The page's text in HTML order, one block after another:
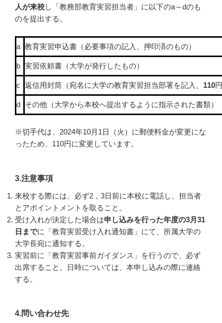
人が来校し「教務部教育実習担当者」に以下のa～dのも
のを提出する。
a 教育実習申込書（必要事項の記入、押印済のもの）
b 実習依頼書（大学が発行したもの）
c 返信用封筒（宛名に大学の教育実習担当部署を記入、 110
d その他（大学から本校へ提出するように指示された書類）
※切手代は、2024年10月1日（火）に郵便料金が変更にな
ったため、110円に変更しています。
3.注意事項
来校する際には、必ず2，3日前に本校に電話し、担当者
とアポイントメントを取ること。
受け入れが決定した場合は申し込みを行った年度の3月31
日までに「教育実習受け入れ通知書」にて、所属大学の
大学長宛に通知する。
実習前に「教育実習事前ガイダンス」を行うので、必ず
出席すること。日時については、本申し込みの際に連絡
する。
4.問い合わせ先